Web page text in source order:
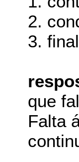
2.
3.
que
Falta